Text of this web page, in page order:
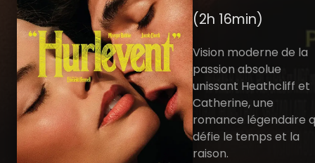
(2h 16min)
Vision moderne de la
passion absolue
unissant Heathcliff et
Catherine, une
romance légendaire
défie le temps et la
raison.